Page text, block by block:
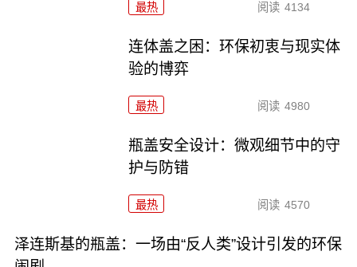
最热 阅读 4134
连体盖之困：环保初衷与现实体
验的博弈
最热 阅读 4980
瓶盖安全设计：微观细节中的守
护与防错
最热 阅读 4570
泽连斯基的瓶盖：一场由“反人类”设计引发的环保